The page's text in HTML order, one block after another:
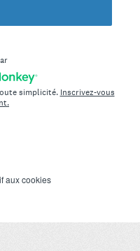
simplicité. Inscrivez-vous
aux cookies